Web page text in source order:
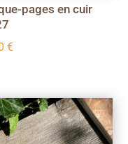
pages en cuir
€